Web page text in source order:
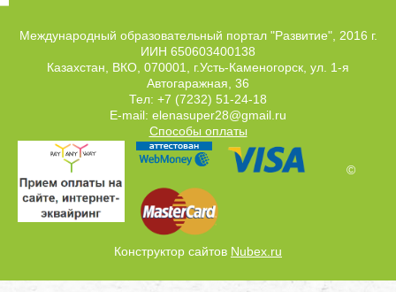
Международный образовательный портал "Развитие", 2016 г.
ИИН 650603400138
Казахстан, ВКО, 070001, г.Усть-Каменогорск, ул. 1-я
Автогаражная, 36
Тел: +7 (7232) 51-24-18
E-mail: elenasuper28@gmail.ru
Способы оплаты
©
Конструктор сайтов Nubex.ru